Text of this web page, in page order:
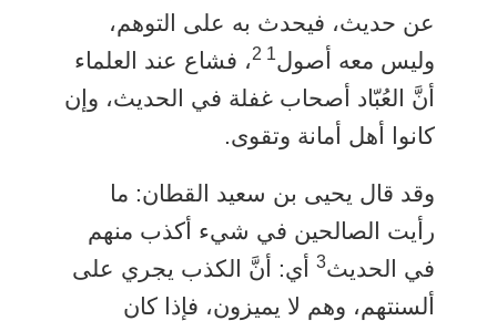
عن حديث، فيحدث به على التوهم،
وليس معه أصول1 2
، فشاع عند العلماء
أنَّ العُبّاد أصحاب غفلة في الحديث، وإن
كانوا أهل أمانة وتقوى.
وقد قال يحيى بن سعيد القطان: ما
رأيت الصالحين في شيء أكذب منهم
في الحديث3
أي: أنَّ الكذب يجري على
ألسنتهم، وهم لا يميزون، فإذا كان